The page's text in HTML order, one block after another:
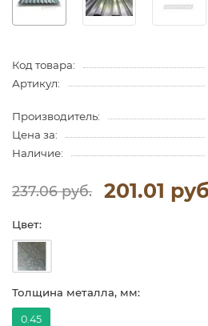
Код товара:
Артикул:
Производитель:
Цена за:
Наличие:
237.06 руб. 201.01
Цвет:
Толщина металла, мм:
0.45